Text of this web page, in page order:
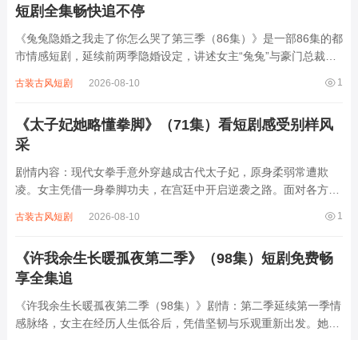
短剧全集畅快追不停
《兔兔隐婚之我走了你怎么哭了第三季（86集）》是一部86集的都
市情感短剧，延续前两季隐婚设定，讲述女主“兔兔”与豪门总裁男
中，兔兔因长期压抑选择离开，男主表面冷漠实则深爱，在失去后
1
古装古风短剧 2026-08-10
《太子妃她略懂拳脚》（71集）看短剧感受别样风
采
剧情内容：现代女拳手意外穿越成古代太子妃，原身柔弱常遭欺
凌。女主凭借一身拳脚功夫，在宫廷中开启逆袭之路。面对各方势
猜忌到渐生情愫，携手应对宫廷内外的挑战。在守护自身与太子的
1
古装古风短剧 2026-08-10
《许我余生长暖孤夜第二季》（98集）短剧免费畅
享全集追
《许我余生长暖孤夜第二季（98集）》剧情：第二季延续第一季情
感脉络，女主在经历人生低谷后，凭借坚韧与乐观重新出发。她与